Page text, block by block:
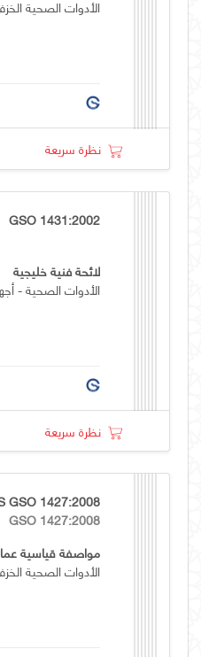
الأدوات الصحية
نظرة سريعة
GSO 1431:2002
لائحة فنية خليجية
الأدوات الصحية -
نظرة سريعة
GSO 1427:2008
GSO 1427:2008
مواصفة قياسية
الأدوات الصحية